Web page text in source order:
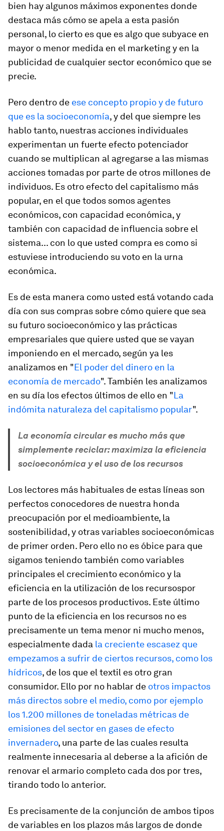
bien hay algunos máximos exponentes donde
destaca más cómo se apela a esta pasión
personal, lo cierto es que es algo que subyace en
mayor o menor medida en el marketing y en la
publicidad de cualquier sector económico que se
precie.
Pero dentro de ese concepto propio y de futuro
que es la socioeconomía, y del que siempre les
hablo tanto, nuestras acciones individuales
experimentan un fuerte efecto potenciador
cuando se multiplican al agregarse a las mismas
acciones tomadas por parte de otros millones de
individuos. Es otro efecto del capitalismo más
popular, en el que todos somos agentes
económicos, con capacidad económica, y
también con capacidad de influencia sobre el
sistema... con lo que usted compra es como si
estuviese introduciendo su voto en la urna
económica.
Es de esta manera como usted está votando cada
día con sus compras sobre cómo quiere que sea
su futuro socioeconómico y las prácticas
empresariales que quiere usted que se vayan
imponiendo en el mercado, según ya les
analizamos en "El poder del dinero en la
economía de mercado". También les analizamos
en su día los efectos últimos de ello en "La
indómita naturaleza del capitalismo popular".
La economía circular es mucho más que
simplemente reciclar: maximiza la eficiencia
socioeconómica y el uso de los recursos
Los lectores más habituales de estas líneas son
perfectos conocedores de nuestra honda
preocupación por el medioambiente, la
sostenibilidad, y otras variables socioeconómicas
de primer orden. Pero ello no es óbice para que
sigamos teniendo también como variables
principales el crecimiento económico y la
eficiencia en la utilización de los recursospor
parte de los procesos productivos. Este último
punto de la eficiencia en los recursos no es
precisamente un tema menor ni mucho menos,
especialmente dada la creciente escasez que
empezamos a sufrir de ciertos recursos, como los
hídricos, de los que el textil es otro gran
consumidor. Ello por no hablar de otros impactos
más directos sobre el medio, como por ejemplo
los 1.200 millones de toneladas métricas de
emisiones del sector en gases de efecto
invernadero, una parte de las cuales resulta
realmente innecesaria al deberse a la afición de
renovar el armario completo cada dos por tres,
tirando todo lo anterior.
Es precisamente de la conjunción de ambos tipos
de variables en los plazos más largos de donde